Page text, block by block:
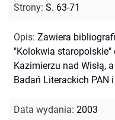
Strony: S. 63-71
Opis: Zawiera
"Kolokwia
Kazimierzu nad Wisłą,
Badań Literackich PAN
Data wydania: 2003